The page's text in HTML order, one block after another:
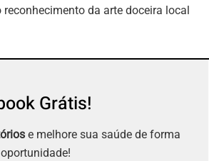
da arte doceira local
Grátis!
e melhore sua saúde de forma